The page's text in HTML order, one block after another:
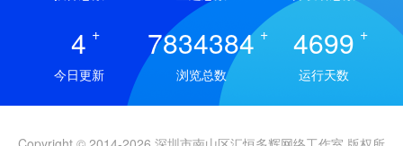
4 +
今日更新
7834384 +
浏览总数
4699 +
运行天数